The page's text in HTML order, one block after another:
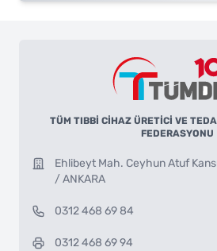
TÜM TIBBİ CİHAZ ÜRETİCİ VE
FEDERASYONU
Ehlibeyt Mah. Ceyhun Atuf
/ ANKARA
0312 468 69 84
0312 468 69 94